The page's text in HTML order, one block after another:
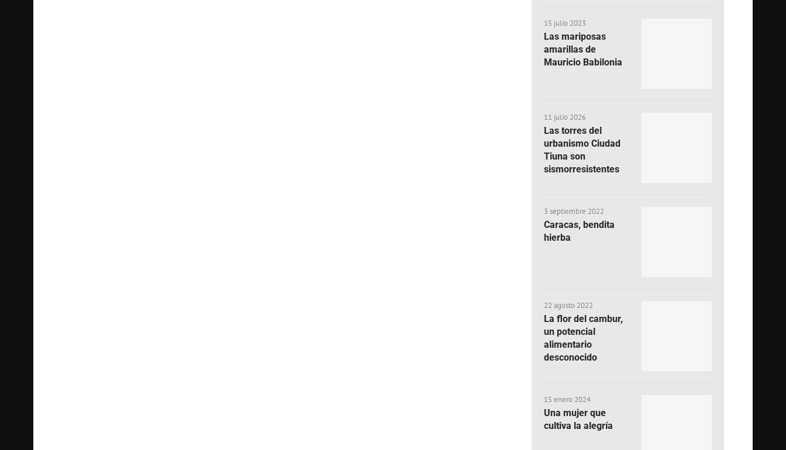
15 julio 2023
Las mariposas
amarillas de
Mauricio Babilonia
11 julio 2026
Las torres del
urbanismo Ciudad
Tiuna son
sismorresistentes
3 septiembre 2022
Caracas, bendita
hierba
22 agosto 2022
La flor del cambur,
un potencial
alimentario
desconocido
15 enero 2024
Una mujer que
cultiva la alegría